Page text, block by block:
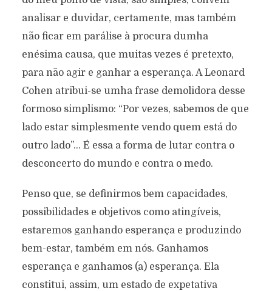
analisar e duvidar, certamente, mas também
não ficar em parálise à procura dumha
enésima causa, que muitas vezes é pretexto,
para não agir e ganhar a esperança. A Leonard
Cohen atribui-se umha frase demolidora desse
formoso simplismo: “Por vezes, sabemos de que
lado estar simplesmente vendo quem está do
outro lado”… É essa a forma de lutar contra o
desconcerto do mundo e contra o medo.
Penso que, se definirmos bem capacidades,
possibilidades e objetivos como atingíveis,
estaremos ganhando esperança e produzindo
bem-estar, também em nós. Ganhamos
esperança e ganhamos (a) esperança. Ela
constitui, assim, um estado de expetativa